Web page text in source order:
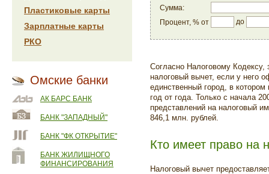
Пластиковые карты
Зарплатные карты
РКО
Омские банки
АК БАРС БАНК
БАНК "ЗАПАДНЫЙ"
БАНК "ФК ОТКРЫТИЕ"
БАНК ЖИЛИЩНОГО
ФИНАНСИРОВАНИЯ
Сумма:
Процент, % от
до
Согласно Налоговому
налоговый вычет, если у него
единственный город, в
год от года. Только с начала
представлений на налоговый
846,1 млн. рублей.
Кто имеет право на
Налоговый вычет